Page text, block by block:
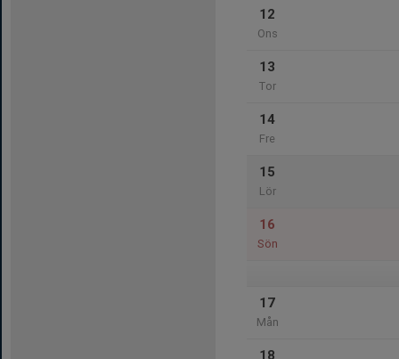
12
Ons
13
Tor
14
Fre
15
Lör
16
Sön
17
Mån
18